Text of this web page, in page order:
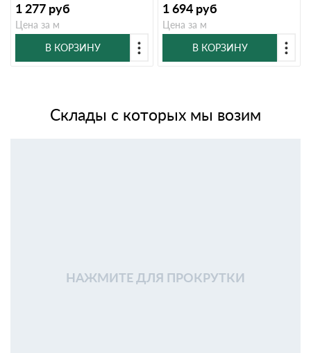
1 277 руб
Цена за м
В КОРЗИНУ
1 694 руб
Цена за м
В КОРЗИНУ
Склады с которых мы возим
НАЖМИТЕ ДЛЯ ПРОКРУТКИ